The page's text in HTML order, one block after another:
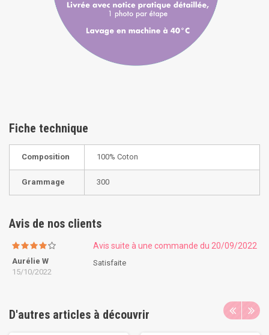
Fiche technique
Composition 100% Coton
Grammage 300
Avis de nos clients
Aurélie W
15/10/2022
Avis suite à une commande du 20/09/2022
Satisfaite
D'autres articles à découvrir